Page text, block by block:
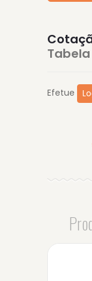
Efetue